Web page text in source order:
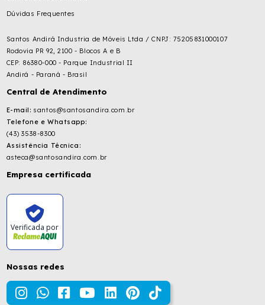
Dúvidas Frequentes
Santos Andirá Industria de Móveis Ltda / CNPJ: 75205831000107
Rodovia PR 92, 2100 - Blocos A e B
CEP: 86380-000 - Parque Industrial II
Andirá - Paraná - Brasil
Central de Atendimento
E-mail: santos@santosandira.com.br
Telefone e Whatsapp:
(43) 3538-8300
Assistência Técnica:
asteca@santosandira.com.br
Empresa certificada
Verificada por
Nossas redes